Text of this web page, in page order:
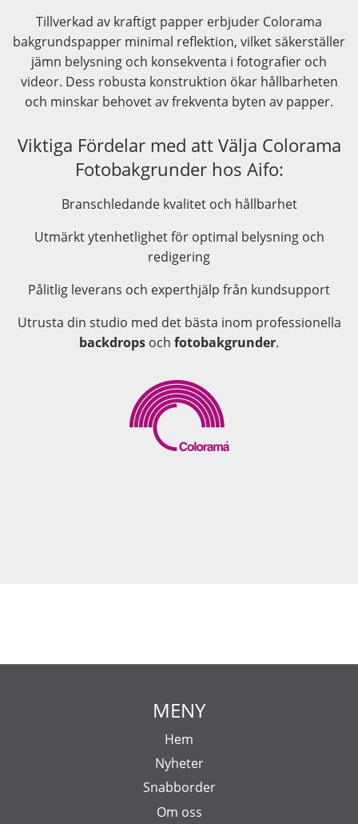
Tillverkad av kraftigt papper erbjuder Colorama
bakgrundspapper minimal reflektion, vilket säkerställer
jämn belysning och konsekventa i fotografier och
videor. Dess robusta konstruktion ökar hållbarheten
och minskar behovet av frekventa byten av papper.
Viktiga Fördelar med att Välja Colorama
Fotobakgrunder hos Aifo:
Branschledande kvalitet och hållbarhet
Utmärkt ytenhetlighet för optimal belysning och
redigering
Pålitlig leverans och experthjälp från kundsupport
Utrusta din studio med det bästa inom professionella
backdrops och fotobakgrunder.
MENY
Hem
Nyheter
Snabborder
Om oss